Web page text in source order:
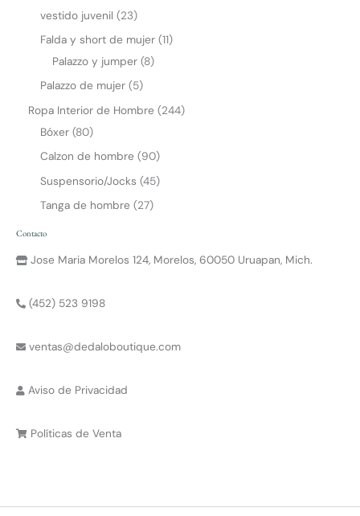
vestido juvenil
23
Falda y short de mujer 11
Palazzo y jumper 8
Palazzo de mujer 5
Ropa Interior de Hombre
244
Bóxer 80
Calzon de hombre
90
Suspensorio/Jocks 45
Tanga de hombre
27
Contacto
Jose Maria Morelos 124, Morelos, 60050 Uruapan, Mich.
(452) 523 9198
ventas@dedaloboutique.com
Aviso de Privacidad
Políticas de Venta